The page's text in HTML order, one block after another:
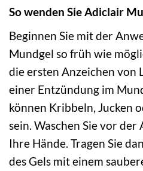
So wenden Sie Adiclair
Beginnen Sie mit der
Mundgel so früh wie
die ersten Anzeichen von
einer Entzündung im
können Kribbeln, Jucken
sein. Waschen Sie vor
Ihre Hände. Tragen Sie
des Gels mit einem